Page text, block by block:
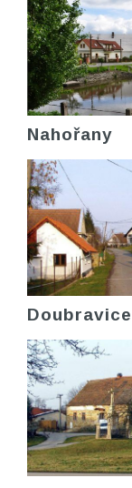
Nahořany
Doubravice